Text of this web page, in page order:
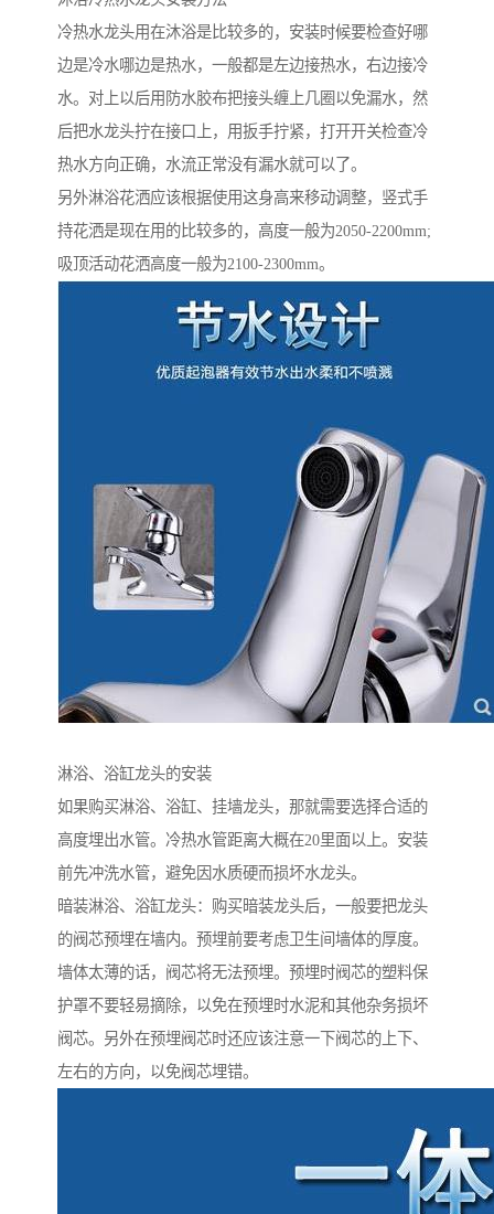
冷热水龙头用在沐浴是比较多的，安装时候要检查好哪
边是冷水哪边是热水，一般都是左边接热水，右边接冷
水。对上以后用防水胶布把接头缠上几圈以免漏水，然
后把水龙头拧在接口上，用扳手拧紧，打开开关检查冷
热水方向正确，水流正常没有漏水就可以了。
另外淋浴花洒应该根据使用这身高来移动调整，竖式手
持花洒是现在用的比较多的，高度一般为2050-2200mm;
吸顶活动花洒高度一般为2100-2300mm。
淋浴、浴缸龙头的安装
如果购买淋浴、浴缸、挂墙龙头，那就需要选择合适的
高度埋出水管。冷热水管距离大概在20里面以上。安装
前先冲洗水管，避免因水质硬而损坏水龙头。
暗装淋浴、浴缸龙头：购买暗装龙头后，一般要把龙头
的阀芯预埋在墙内。预埋前要考虑卫生间墙体的厚度。
墙体太薄的话，阀芯将无法预埋。预埋时阀芯的塑料保
护罩不要轻易摘除，以免在预埋时水泥和其他杂务损坏
阀芯。另外在预埋阀芯时还应该注意一下阀芯的上下、
左右的方向，以免阀芯埋错。